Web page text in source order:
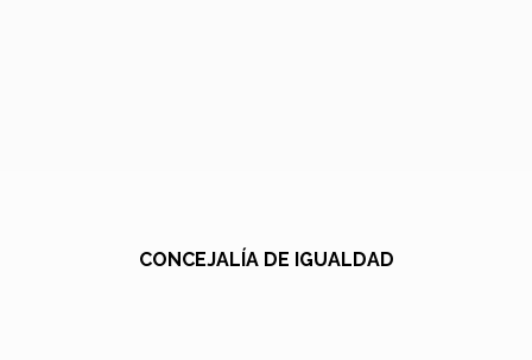
CONCEJALÍA DE IGUALDAD